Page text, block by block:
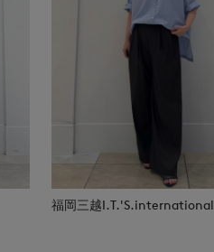
福岡三越I.T.'S.international